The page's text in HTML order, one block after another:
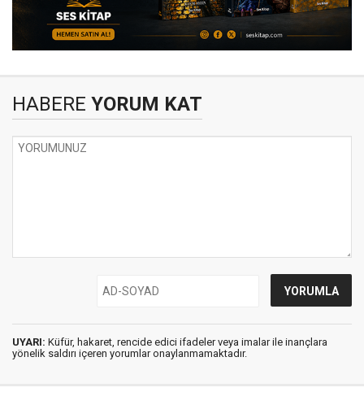
HABERE YORUM KAT
UYARI: Küfür, hakaret, rencide edici ifadeler veya imalar ile inançlara
yönelik saldırı içeren yorumlar onaylanmamaktadır.